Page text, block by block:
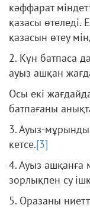
кәффарат
қазасы өтеледі.
қазасын өтеу
2. Күн батпаса
ауыз ашқан
Осы екі
батпағаны
3. Ауыз-
кетсе.[3]
4. Ауыз ашқанға
зорлықпен су
5. Оразаны